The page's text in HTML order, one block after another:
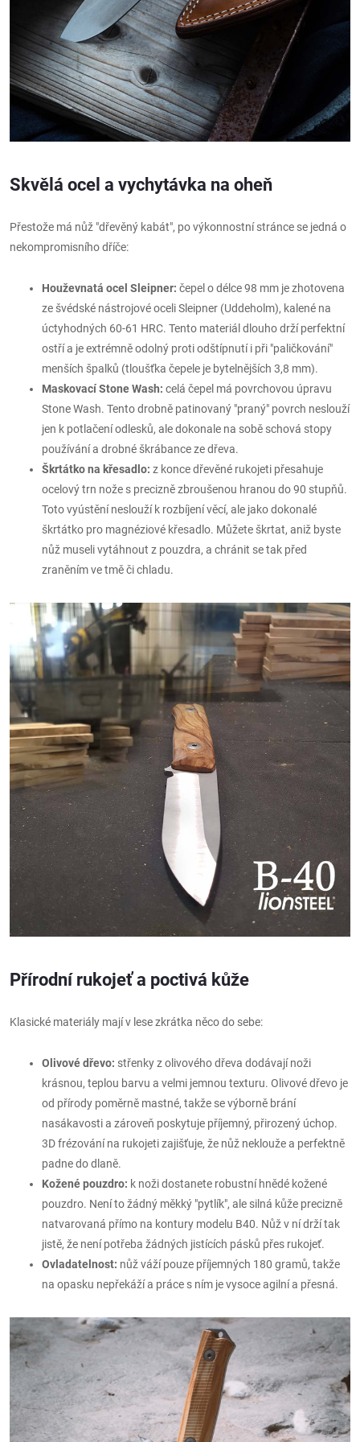
Skvělá ocel a vychytávka na oheň
Přestože má nůž "dřevěný kabát", po výkonnostní stránce se jedná o
nekompromisního dříče:
Houževnatá ocel Sleipner: čepel o délce 98 mm je zhotovena
ze švédské nástrojové oceli Sleipner (Uddeholm), kalené na
úctyhodných 60-61 HRC. Tento materiál dlouho drží perfektní
ostří a je extrémně odolný proti odštípnutí i při "paličkování"
menších špalků (tloušťka čepele je bytelnějších 3,8 mm).
Maskovací Stone Wash: celá čepel má povrchovou úpravu
Stone Wash. Tento drobně patinovaný "praný" povrch neslouží
jen k potlačení odlesků, ale dokonale na sobě schová stopy
používání a drobné škrábance ze dřeva.
Škrtátko na křesadlo: z konce dřevěné rukojeti přesahuje
ocelový trn nože s precizně zbroušenou hranou do 90 stupňů.
Toto vyústění neslouží k rozbíjení věcí, ale jako dokonalé
škrtátko pro magnéziové křesadlo. Můžete škrtat, aniž byste
nůž museli vytáhnout z pouzdra, a chránit se tak před
zraněním ve tmě či chladu.
Přírodní rukojeť a poctivá kůže
Klasické materiály mají v lese zkrátka něco do sebe:
Olivové dřevo: střenky z olivového dřeva dodávají noži
krásnou, teplou barvu a velmi jemnou texturu. Olivové dřevo je
od přírody poměrně mastné, takže se výborně brání
nasákavosti a zároveň poskytuje příjemný, přirozený úchop.
3D frézování na rukojeti zajišťuje, že nůž neklouže a perfektně
padne do dlaně.
Kožené pouzdro: k noži dostanete robustní hnědé kožené
pouzdro. Není to žádný měkký "pytlík", ale silná kůže precizně
natvarovaná přímo na kontury modelu B40. Nůž v ní drží tak
jistě, že není potřeba žádných jistících pásků přes rukojeť.
Ovladatelnost: nůž váží pouze příjemných 180 gramů, takže
na opasku nepřekáží a práce s ním je vysoce agilní a přesná.